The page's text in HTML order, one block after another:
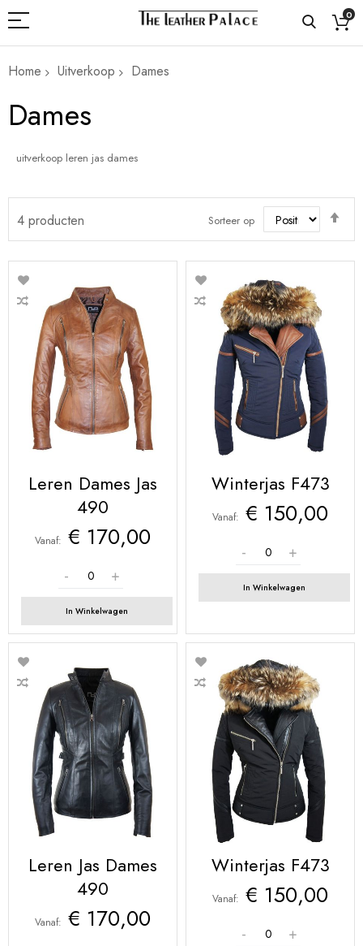
0
Home Uitverkoop Dames
Dames
uitverkoop leren jas dames
4 producten Sorteer op
Leren Dames Jas
490
Vanaf € 170,00
In Winkelwagen
Winterjas F473
Vanaf € 150,00
In Winkelwagen
Leren Jas Dames
490
Vanaf € 170,00
Winterjas F473
Vanaf € 150,00